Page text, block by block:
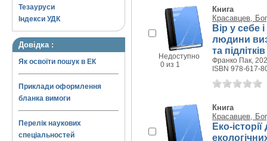
Тезауруси
Індекси УДК
Довідка :
Як освоїти пошук в ЕК
Приклади оформлення
бланка вимоги
Перелік наукових
спеціальностей
Недоступно
0 из 1
Книга
Красавцев,
Вір у себе
людини
та підлітків
Франко Пак,
ISBN 978-617-
Книга
Красавцев,
Еко-